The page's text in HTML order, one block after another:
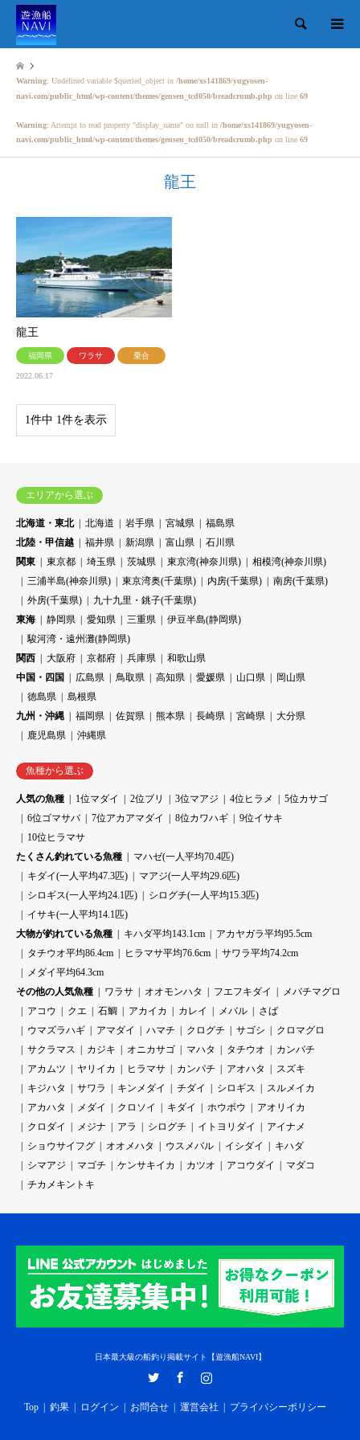
検索
Warning: Undefined variable $queried_object in /home/xs141869/yugyosen-
navi.com/public_html/wp-content/themes/gensen_tcd050/breadcrumb.php on line 69
Warning: Attempt to read property "display_name" on null in /home/xs141869/yugyosen-
navi.com/public_html/wp-content/themes/gensen_tcd050/breadcrumb.php on line 69
龍王
龍王
福岡県 ワラサ 乗合
2022.06.17
1件中 1件を表示
エリアから選ぶ
北海道・東北 北海道 岩手県 宮城県
福島県
北陸・甲信越
福井県 新潟県 富山県
石川県
関東
東京都 埼玉県 茨城県 東京湾(神奈川県)
相模湾(神奈川県)
三浦半島(神奈川県)
東京湾奥(千葉県) 内房(千葉県)
南房(千葉県)
外房(千葉県)
九十九里・銚子(千葉県)
東海
静岡県 愛知県 三重県
伊豆半島(静岡県)
駿河湾・遠州灘(静岡県)
関西
大阪府 京都府 兵庫県
和歌山県
中国・四国
広島県 鳥取県 高知県 愛媛県 山口県
岡山県
徳島県
島根県
九州・沖縄
福岡県 佐賀県 熊本県 長崎県 宮崎県
大分県
鹿児島県
沖縄県
魚種から選ぶ
人気の魚種 1位マダイ 2位ブリ 3位マアジ 4位ヒラメ
5位カサゴ
6位ゴマサバ
7位アカアマダイ 8位カワハギ
9位イサキ
10位ヒラマサ
たくさん釣れている魚種
マハゼ(一人平均70.4匹)
キダイ(一人平均47.3匹)
マアジ(一人平均29.6匹)
シロギス(一人平均24.1匹)
シログチ(一人平均15.3匹)
イサキ(一人平均14.1匹)
大物が釣れている魚種
キハダ平均143.1cm
アカヤガラ平均95.5cm
タチウオ平均86.4cm
ヒラマサ平均76.6cm
サワラ平均74.2cm
メダイ平均64.3cm
その他の人気魚種
ワラサ オオモンハタ フエフキダイ
メバチマグロ
アコウ
クエ 石鯛 アカイカ カレイ メバル
さば
ウマズラハギ
アマダイ ハマチ クログチ サゴシ
クロマグロ
サクラマス
カジキ オニカサゴ マハタ タチウオ
カンパチ
アカムツ
ヤリイカ ヒラマサ カンパチ アオハタ
スズキ
キジハタ
サワラ キンメダイ チダイ シロギス
スルメイカ
アカハタ
メダイ クロソイ キダイ ホウボウ
アオリイカ
クロダイ
メジナ アラ シログチ イトヨリダイ
アイナメ
ショウサイフグ
オオメハタ ウスメバル イシダイ
キハダ
シマアジ
マゴチ ケンサキイカ カツオ アコウダイ
マダコ
チカメキントキ
日本最大級の船釣り掲載サイト【遊漁船NAVI】
Top 釣果 ログイン お問合せ 運営会社 プライバシーポリシー